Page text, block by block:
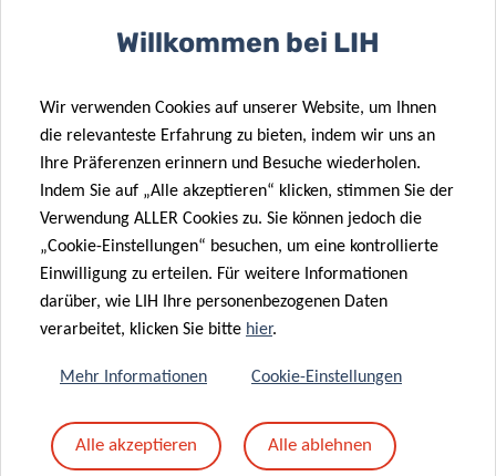
TORSTEN
BOHN
Group Leader, Nutrition and Health
Research (NutriHealth)
Contact
Teilen auf
Willkommen bei LIH
Wir verwenden Cookies auf unserer Website, um Ihnen
die relevanteste Erfahrung zu bieten, indem wir uns an
Ihre Präferenzen erinnern und Besuche wiederholen.
Indem Sie auf „Alle akzeptieren“ klicken, stimmen Sie der
Verwendung ALLER Cookies zu. Sie können jedoch die
„Cookie-Einstellungen“ besuchen, um eine kontrollierte
Einwilligung zu erteilen. Für weitere Informationen
darüber, wie LIH Ihre personenbezogenen Daten
verarbeitet, klicken Sie bitte hier.
Mehr Informationen Cookie-Einstellungen
Alle akzeptieren Alle ablehnen